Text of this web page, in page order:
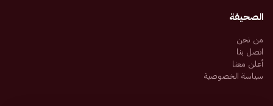
الصحيفة
من نحن
اتصل بنا
أعلن معنا
سياسة الخصوصية